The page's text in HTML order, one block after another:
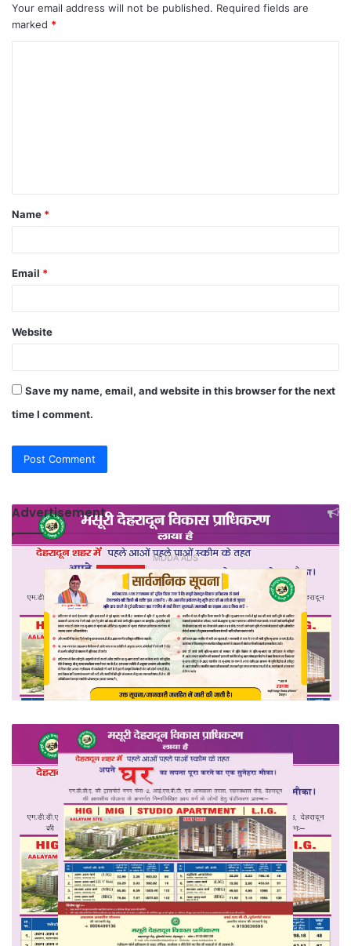
Your email address will not be published. Required fields are
marked *
t
*
Name *
Email *
Website
Save my name, email, and website in this browser for the next
time I comment.
Advertisement
MDDA ADS